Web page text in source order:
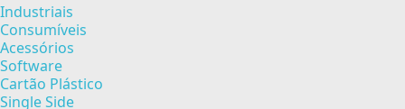
Industriais
Consumíveis
Acessórios
Software
Cartão Plástico
Single Side